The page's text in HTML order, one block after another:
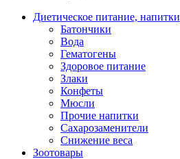
Диетическое питание, напитки
Батончики
Вода
Гематогены
Здоровое питание
Злаки
Конфеты
Мюсли
Прочие напитки
Сахарозаменители
Снижение веса
Зоотовары